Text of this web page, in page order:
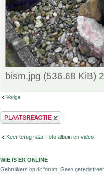
bism.jpg (536.68 KiB)
Vorige
Plaats een reactie
Keer terug naar Foto album en video
WIE IS ER ONLINE
Gebruikers op dit forum: Geen